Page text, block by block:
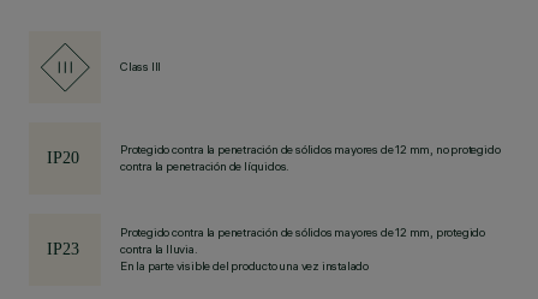
Class III
Protegido contra la penetración de sólidos mayores de 12 mm, no protegido
contra la penetración de líquidos.
Protegido contra la penetración de sólidos mayores de 12 mm, protegido
contra la lluvia.
En la parte visible del producto una vez instalado